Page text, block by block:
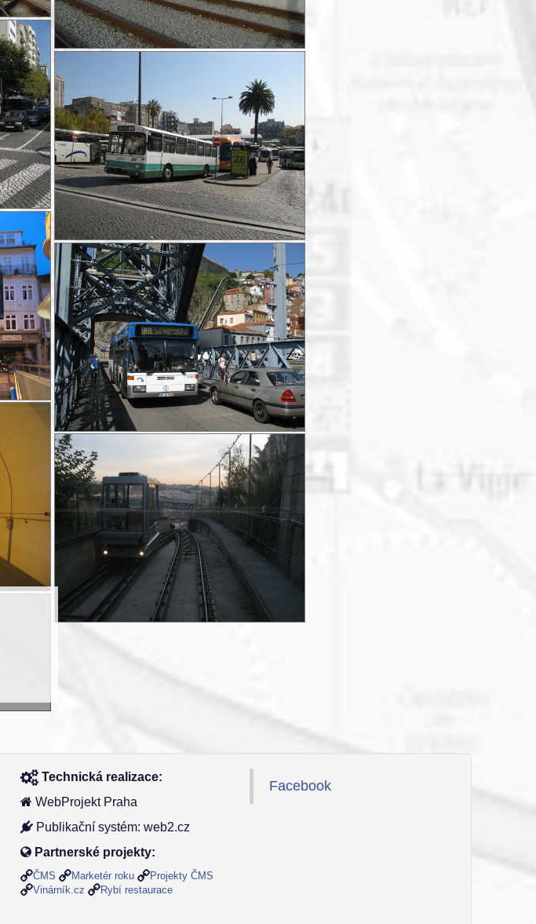
Technická realizace:
WebProjekt Praha
Publikační systém: web2.cz
Partnerské projekty:
ČMS Marketér roku
Projekty ČMS
Vinárník.cz
Rybí restaurace
Facebook